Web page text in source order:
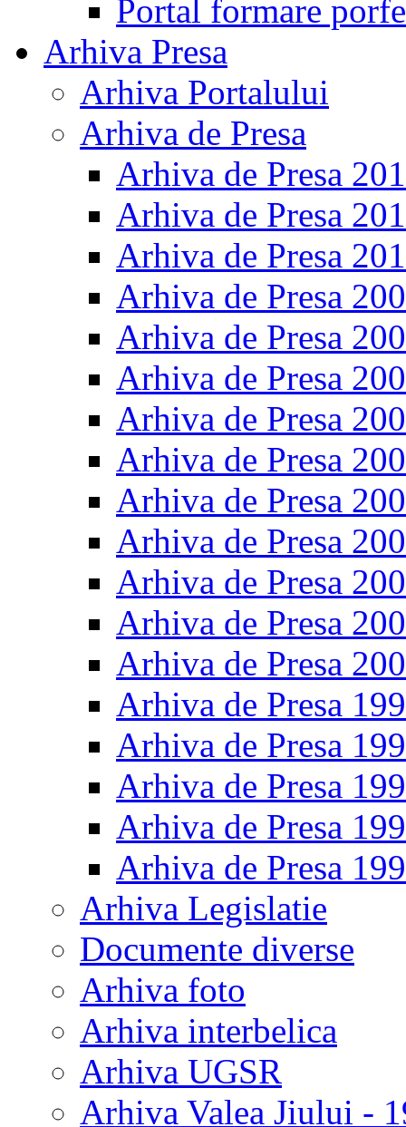
Portal formare
Arhiva Presa
Arhiva Portalului
Arhiva de Presa
Arhiva de Presa
Arhiva de Presa
Arhiva de Presa
Arhiva de Presa
Arhiva de Presa
Arhiva de Presa
Arhiva de Presa
Arhiva de Presa
Arhiva de Presa
Arhiva de Presa
Arhiva de Presa
Arhiva de Presa
Arhiva de Presa
Arhiva de Presa
Arhiva de Presa
Arhiva de Presa
Arhiva de Presa
Arhiva de Presa
Arhiva Legislatie
Documente diverse
Arhiva foto
Arhiva interbelica
Arhiva UGSR
Arhiva Valea Jiului -